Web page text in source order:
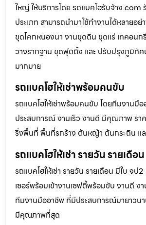
ใหญ่ ให้บริการโดย รถแบคโฮรับจ้าง
ประเภท สามารถนำมาใช้ทำงานได้หลายอย่
ขุดโคกหนองนา งานขุดดิน ขุดแร่ เทคอน
วางรากฐาน ขุดฟุตติ้ง และ ปรับปรุงภูมิทั
มากมาย
รถแบคโฮให้เช่าพร้อมคนขับ
รถแบคโฮให้เช่าพร้อมคนขับ โดยทีมงานมื
ประสบการณ์ งานเร็ว งานดี มีคุณภาพ รา
ริ่งพื้นที่ พื้นที่รกร้าง ต้นหญ้า ต้นกระถิน แ
รถแบคโฮให้เช่า รายวัน รายเดือน
รถแบคโฮให้เช่า รายวัน รายเดือน มีใบ จป2
เซอร์พร้อมเข้างานเซฟตี้พร้อมขับ งานดี งาน
ทีมงานมืออาชีพ ที่มีประสบการณ์มายาวนา
มีคุณภาพที่สุด